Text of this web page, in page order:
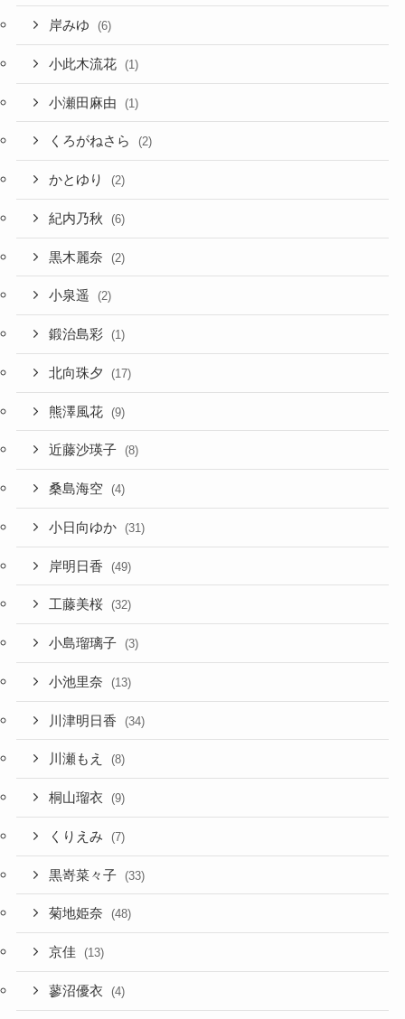
岸みゆ (6)
小此木流花 (1)
小瀬田麻由 (1)
くろがねさら (2)
かとゆり (2)
紀内乃秋 (6)
黒木麗奈 (2)
小泉遥 (2)
鍛治島彩 (1)
北向珠夕 (17)
熊澤風花 (9)
近藤沙瑛子 (8)
桑島海空 (4)
小日向ゆか (31)
岸明日香 (49)
工藤美桜 (32)
小島瑠璃子 (3)
小池里奈 (13)
川津明日香 (34)
川瀬もえ (8)
桐山瑠衣 (9)
くりえみ (7)
黒嵜菜々子 (33)
菊地姫奈 (48)
京佳 (13)
蓼沼優衣 (4)